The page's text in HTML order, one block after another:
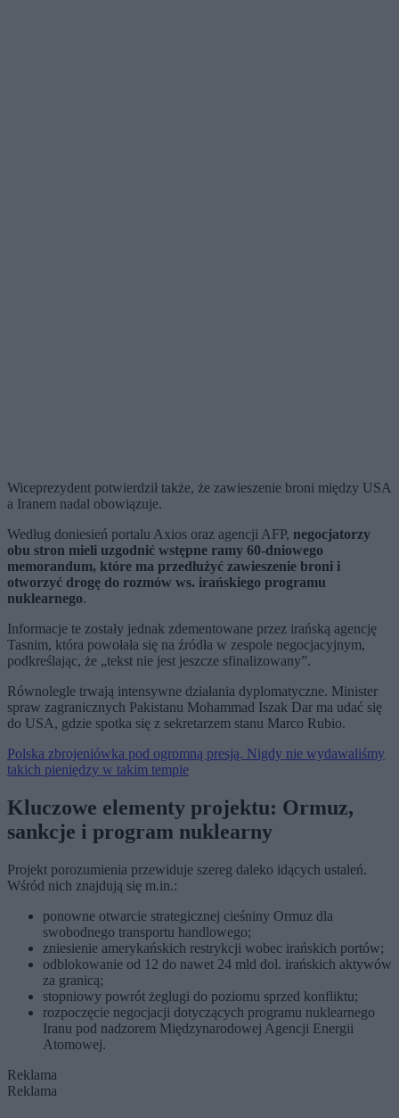
Wiceprezydent potwierdził także, że zawieszenie broni między USA
a Iranem nadal obowiązuje.
Według doniesień portalu Axios oraz agencji AFP, negocjatorzy
obu stron mieli uzgodnić wstępne ramy 60-dniowego
memorandum, które ma przedłużyć zawieszenie broni i
otworzyć drogę do rozmów ws. irańskiego programu
nuklearnego.
Informacje te zostały jednak zdementowane przez irańską agencję
Tasnim, która powołała się na źródła w zespole negocjacyjnym,
podkreślając, że „tekst nie jest jeszcze sfinalizowany”.
Równolegle trwają intensywne działania dyplomatyczne. Minister
spraw zagranicznych Pakistanu Mohammad Iszak Dar ma udać się
do USA, gdzie spotka się z sekretarzem stanu Marco Rubio.
Polska zbrojeniówka pod ogromną presją. Nigdy nie wydawaliśmy
takich pieniędzy w takim tempie
Kluczowe elementy projektu: Ormuz,
sankcje i program nuklearny
Projekt porozumienia przewiduje szereg daleko idących ustaleń.
Wśród nich znajdują się m.in.:
ponowne otwarcie strategicznej cieśniny Ormuz dla
swobodnego transportu handlowego;
zniesienie amerykańskich restrykcji wobec irańskich portów;
odblokowanie od 12 do nawet 24 mld dol. irańskich aktywów
za granicą;
stopniowy powrót żeglugi do poziomu sprzed konfliktu;
rozpoczęcie negocjacji dotyczących programu nuklearnego
Iranu pod nadzorem Międzynarodowej Agencji Energii
Atomowej.
Reklama
Reklama